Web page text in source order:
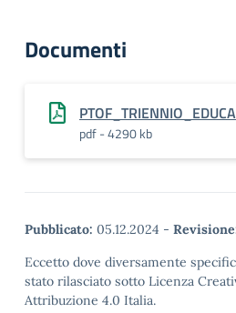
Documenti
pdf - 4290 kb
Pubblicato: 05.12.2024 -
Eccetto dove diversamente
stato rilasciato sotto Licenza
Attribuzione 4.0 Italia.